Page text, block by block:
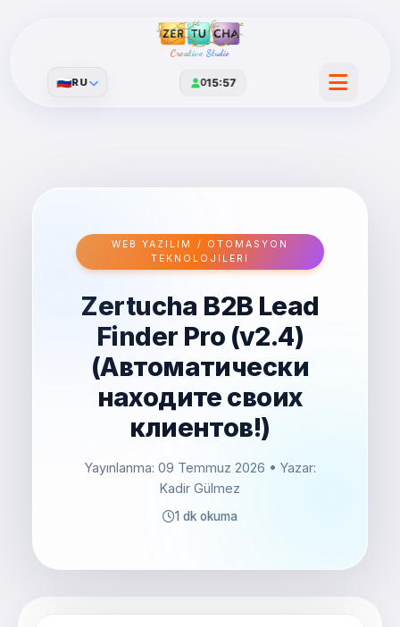
Creative Studio
015:57
🇷🇺RU
WEB YAZILIM / OTOMASYON
TEKNOLOJILERI
Zertucha B2B Lead
Finder Pro (v2.4)
(Автоматически
находите своих
клиентов!)
Yayınlanma: 09 Temmuz 2026 • Yazar:
Kadir Gülmez
1 dk okuma